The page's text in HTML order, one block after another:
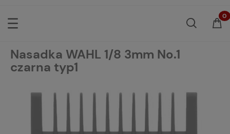
Nasadka WAHL 1/8 3mm No.1
czarna typ1